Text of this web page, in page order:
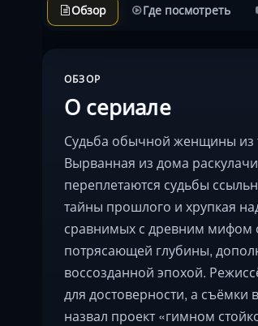
Обзор Где посмотреть
ОБЗОР
О сериале
Судьба обычной женщины из
Вырванная из дома
переплетаются судьбы
тайны прошлого и хрупкая
сравнимых с древним мифом
потрясающей глубины,
воссозданной эпохой.
для достоверности, а
назвал проект «гимном